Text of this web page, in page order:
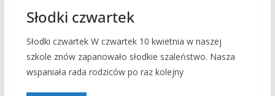
Słodki czwartek
Słodki czwartek W czwartek 10 kwietnia w naszej
szkole znów zapanowało słodkie szaleństwo. Nasza
wspaniała rada rodziców po raz kolejny